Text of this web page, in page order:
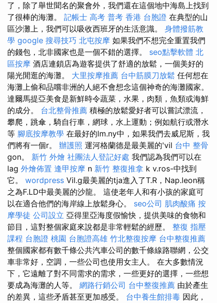
了，除了舉世聞名的聚會外，我們還在這個地中海島上找到
了很棒的海灘。 記帳士 高考 普考 香港 台胞證 在典型的山
區沙灘上，我們可以吸收西班牙的生活意識。 身體撥筋教
學 google 搜尋技巧 北屯按摩 如果我們不想完全重置我們
的錢包，北非國家也是一個不錯的選擇。 seo點擊軟體 北
區按摩 酒店連鎖店為遊客提供了舒適的放鬆，一個美好的
陽光閒逛的海灘。 大里按摩推薦 台中筋膜刀放鬆 任何想在
海灘上偷和品嚐非洲的人絕不會想念這個神奇的海灘國家。
達爾馬提亞美食是新鮮時令蔬菜，水果，肉類，魚類或海鮮
的成分。 台北整骨推薦 積極的放鬆愛好者可以嘗試漂流，
攀爬，跳傘，騎自行車，網球，水上運動；例如航行或潛水
等 腳底按摩教學 在最好的lm.ny中，如果我們去威尼斯，我
們將有一個r。 辦護照 運河格蘭德是最美麗的'vil 台中 整骨
gon。 新竹 外燴 社團法人登記好處 我們認為我們可以在
lag 外燴佈置 逢甲按摩 n 新竹 整復推拿 k v.ros-中找到
它。 wordpress Vil.g最美麗的tja進入了T.R，Nap.leon稱
之為F.LD中最美麗的沙龍。 這使老年人和有小孩的家庭可
以在適合他們的海岸線上放鬆身心。 seo公司 肌肉酸痛 按
摩學徒 公司設立 亞得里亞海度假愉快，提供美味的食物和
節目，這對整個家庭來說都是非常輕鬆的經歷。 整復 指壓
課程 台胞證 桃園 台胞證高雄 竹北整復按摩 台中整復推薦
整個國家都有數千條公共汽車公司的數千條線路聯網，公交
車非常好，空調，一些公司也使用女主人。 在大多數情況
下，它遠離了對不同需求的需求，一些更好的選擇，一些想
要成為海灘的人等。 網路行銷公司 台中整復推薦 由於產生
的差異，這些矛盾甚至更加感受。 台中養生館排毒 因此，